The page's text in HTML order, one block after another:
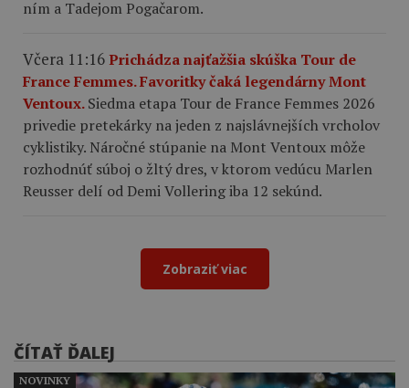
ním a Tadejom Pogačarom.
Včera 11:16Prichádza najťažšia skúška Tour de
France Femmes. Favoritky čaká legendárny Mont
Ventoux.Siedma etapa Tour de France Femmes 2026
privedie pretekárky na jeden z najslávnejších vrcholov
cyklistiky. Náročné stúpanie na Mont Ventoux môže
rozhodnúť súboj o žltý dres, v ktorom vedúcu Marlen
Reusser delí od Demi Vollering iba 12 sekúnd.
Zobraziť viac
ČÍTAŤ ĎALEJ
NOVINKY